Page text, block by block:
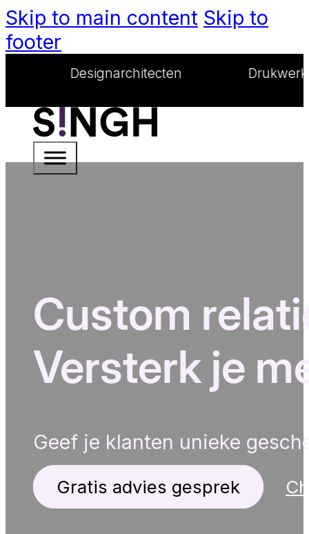
Skip to main content Skip to
footer
Designarchitecten Drukwerkgoeroes
Custom
Versterk je
Geef je klanten unieke
Gratis advies gesprek